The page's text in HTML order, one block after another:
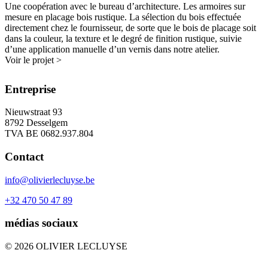
Une coopération avec le bureau d’architecture. Les armoires sur
mesure en placage bois rustique. La sélection du bois effectuée
directement chez le fournisseur, de sorte que le bois de placage soit
dans la couleur, la texture et le degré de finition rustique, suivie
d’une application manuelle d’un vernis dans notre atelier.
Voir le projet >
Entreprise
Nieuwstraat 93
8792 Desselgem
TVA BE 0682.937.804
Contact
info@olivierlecluyse.be
+32 470 50 47 89
médias sociaux
© 2026 OLIVIER LECLUYSE